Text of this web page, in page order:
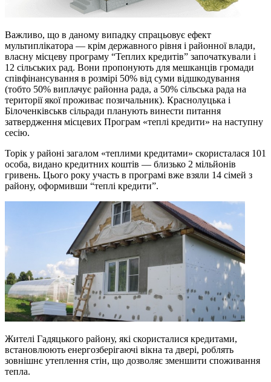
Важливо, що в даному випадку спрацьовує ефект
мультиплікатора — крім державного рівня і районної влади,
власну місцеву програму “Теплих кредитів” започаткували і
12 сільських рад. Вони пропонують для мешканців громади
співфінансування в розмірі 50% від суми відшкодування
(тобто 50% виплачує районна рада, а 50% сільська рада на
території якої проживає позичальник). Краснолуцька і
Білоченківськв сільради планують винести питання
затвердження місцевих Програм «теплі кредити» на наступну
сесію.
Торік у районі загалом «теплими кредитами» скористалася 101
особа, видано кредитних коштів — близько 2 мільйонів
гривень. Цього року участь в програмі вже взяли 14 сімей з
району, оформивши “теплі кредити”.
Жителі Гадяцького району, які скористалися кредитами,
встановлюють енергозберігаючі вікна та двері, роблять
зовнішнє утеплення стін, що дозволяє зменшити споживання
тепла.